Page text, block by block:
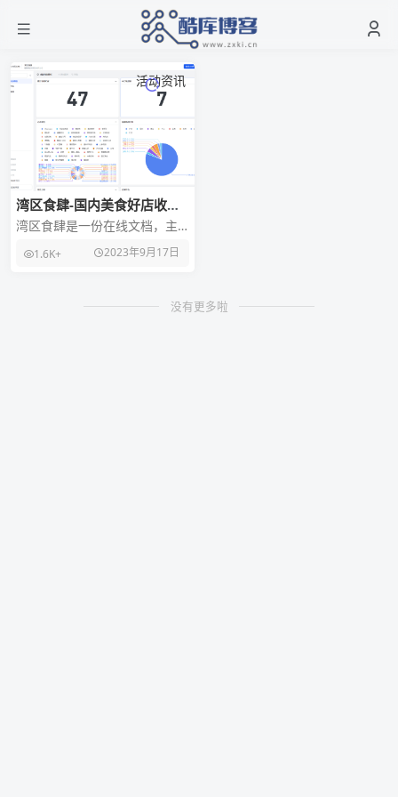
活动资讯
湾区食肆-国内美食好店收集
分享
湾区食肆是一份在线文档，主
要是国内美食好店收集分享，
表格按照原材料及彩色分类，
1.6K+ 2023年9月17日
没有更多啦